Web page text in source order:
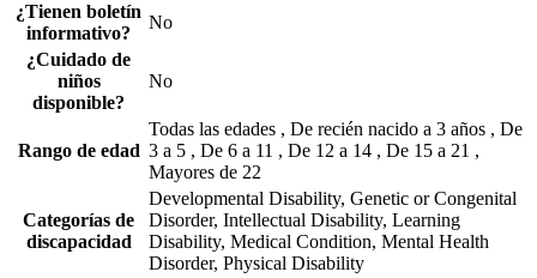
¿Tienen boletín
informativo?
No
¿Cuidado de
niños
disponible?
No
Rango de edad
Todas las edades , De recién nacido a 3 años , De
3 a 5 , De 6 a 11 , De 12 a 14 , De 15 a 21 ,
Mayores de 22
Categorías de
discapacidad
Developmental Disability, Genetic or Congenital
Disorder, Intellectual Disability, Learning
Disability, Medical Condition, Mental Health
Disorder, Physical Disability